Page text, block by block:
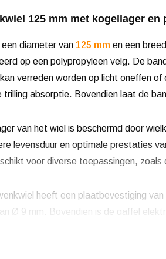
125 mm met kogellager en
diameter van 125 mm en een
op een polypropyleen velg. De
verreden worden op licht oneffen
trilling absorptie. Bovendien laat de
van het wiel is beschermd door
levensduur en optimale prestaties
voor diverse toepassingen,
heeft een plaatbevestiging
Ø 9 mm. Bovendien is de gaffel